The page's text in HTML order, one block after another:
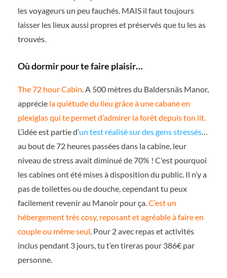
les voyageurs un peu fauchés. MAIS il faut toujours
laisser les lieux aussi propres et préservés que tu les as
trouvés.
Où dormir pour te faire plaisir…
The 72 hour Cabin. A 500 mètres du Baldersnäs Manor,
apprécie la quiétude du lieu grâce à une cabane en
plexiglas qui te permet d’admirer la forêt depuis ton lit.
L’idée est partie d’un test réalisé sur des gens stressés…
au bout de 72 heures passées dans la cabine, leur
niveau de stress avait diminué de 70% ! C'est pourquoi
les cabines ont été mises à disposition du public. Il n’y a
pas de toilettes ou de douche, cependant tu peux
facilement revenir au Manoir pour ça.C’est un
hébergement très cosy, reposant et agréable à faire en
couple ou même seul. Pour 2 avec repas et activités
inclus pendant 3 jours, tu t’en tireras pour 386€ par
personne.